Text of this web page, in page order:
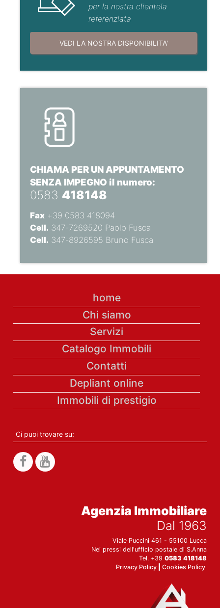
per la nostra clientela
referenziata
VEDI LA NOSTRA DISPONIBILITA'
CHIAMA PER UN APPUNTAMENTO
SENZA IMPEGNO il numero:
0583 418148
Fax+39 0583 418094
Cell. 347-7269520 Paolo Fusca
Cell. 347-8926595 Bruno Fusca
home
Chi siamo
Servizi
Catalogo Immobili
Contatti
Depliant online
Immobili di prestigio
Ci puoi trovare su:
Agenzia Immobiliare
Dal 1963
Viale Puccini 461 - 55100 Lucca
Nei pressi dell'ufficio postale di S.Anna
Tel. +390583 418148
Privacy Policy |Cookies Policy